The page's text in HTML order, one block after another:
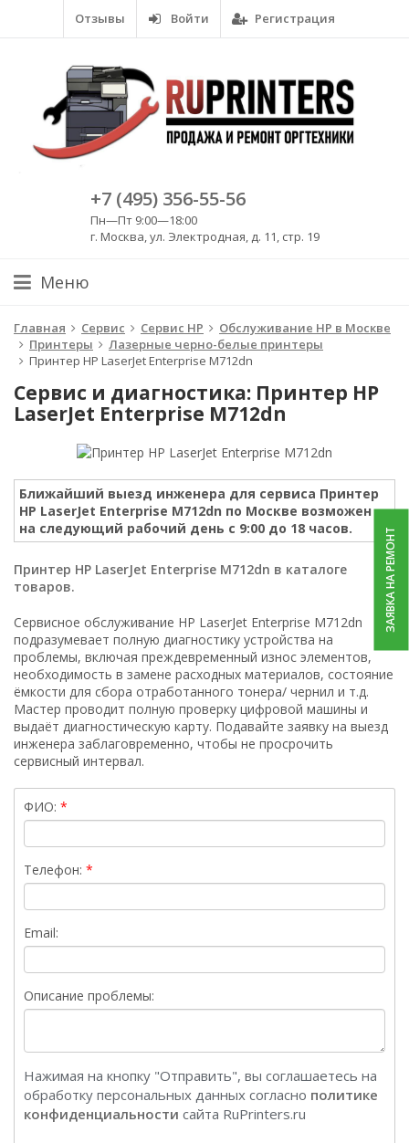
Отзывы Войти Регистрация
+7 (495) 356-55-56
Пн—Пт 9:00—18:00
г. Москва, ул. Электродная, д. 11, стр. 19
Меню
Главная Сервис Сервис HP
Обслуживание HP в Москве
Принтеры
Лазерные черно-белые принтеры
Принтер HP LaserJet Enterprise M712dn
Сервис и диагностика: Принтер HP
LaserJet Enterprise M712dn
Ближайший выезд инженера для сервиса Принтер
HP LaserJet Enterprise M712dn по Москве возможен
на следующий рабочий день с 9:00 до 18 часов.
Принтер HP LaserJet Enterprise M712dn в каталоге
товаров.
Сервисное обслуживание HP LaserJet Enterprise M712dn
подразумевает полную диагностику устройства на
проблемы, включая преждевременный износ элементов,
необходимость в замене расходных материалов, состояние
ёмкости для сбора отработанного тонера/ чернил и т.д.
Мастер проводит полную проверку цифровой машины и
выдаёт диагностическую карту. Подавайте заявку на выезд
инженера заблаговременно, чтобы не просрочить
сервисный интервал.
ФИО:
Телефон:
Email:
Описание проблемы:
Нажимая на кнопку "Отправить", вы соглашаетесь на
обработку персональных данных согласно политике
конфиденциальности сайта RuPrinters.ru
ЗАЯВКА НА РЕМОНТ